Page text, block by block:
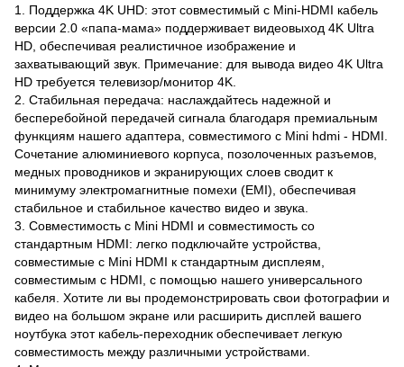
1. Поддержка 4K UHD: этот совместимый с Mini-HDMI кабель
версии 2.0 «папа-мама» поддерживает видеовыход 4K Ultra
HD, обеспечивая реалистичное изображение и
захватывающий звук. Примечание: для вывода видео 4K Ultra
HD требуется телевизор/монитор 4K.
2. Стабильная передача: наслаждайтесь надежной и
бесперебойной передачей сигнала благодаря премиальным
функциям нашего адаптера, совместимого с Mini hdmi - HDMI.
Сочетание алюминиевого корпуса, позолоченных разъемов,
медных проводников и экранирующих слоев сводит к
минимуму электромагнитные помехи (EMI), обеспечивая
стабильное и стабильное качество видео и звука.
3. Совместимость с Mini HDMI и совместимость со
стандартным HDMI: легко подключайте устройства,
совместимые с Mini HDMI к стандартным дисплеям,
совместимым с HDMI, с помощью нашего универсального
кабеля. Хотите ли вы продемонстрировать свои фотографии и
видео на большом экране или расширить дисплей вашего
ноутбука этот кабель-переходник обеспечивает легкую
совместимость между различными устройствами.